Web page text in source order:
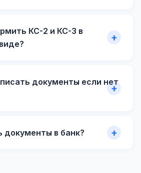
КС-2 и КС-3 в
документы если нет
документы в банк?